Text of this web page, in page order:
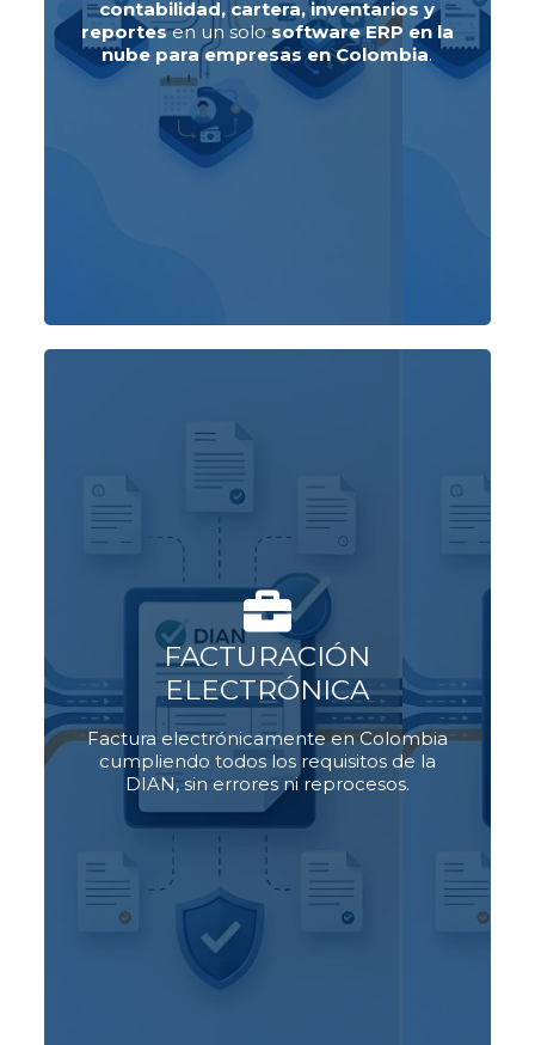
contabilidad, cartera, inventarios y
reportesen un solosoftware ERP en la
nube para empresas en Colombia.
Ver planes
FACTURACIÓN
ELECTRÓNICA
Factura electrónicamente en Colombia
cumpliendo todos los requisitos de la
DIAN, sin errores ni reprocesos.
Genera, transmite y valida
facturas
, notas crédito y débito en
tiempo real.
DS Nube se mantiene
actualizado con
la normativa DIAN
, para que tu empresa
facture sin sanciones y sin
complicaciones.
Ver planes